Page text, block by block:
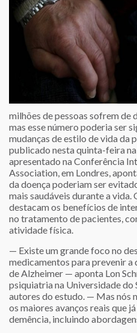
milhões de pessoas sofrem de
mas esse número poderia ser
mudanças de estilo de vida da
publicado nesta quinta-feira na
apresentado na Conferência
Association, em Londres,
da doença poderiam ser
mais saudáveis durante a
destacam os benefícios de
no tratamento de pacientes,
atividade física.
— Existe um grande foco no
medicamentos para prevenir a
de Alzheimer — aponta Lon
psiquiatria na Universidade do
autores do estudo. — Mas nós
os maiores avanços reais que
demência, incluindo